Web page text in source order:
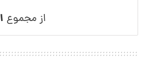
از مجموع ۱